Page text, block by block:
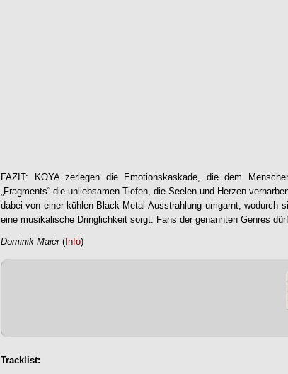
FAZIT: KOYA zerlegen die Emotionskaskade, die dem
Fragments“ die unliebsamen Tiefen, die Seelen und Herzen
dabei von einer kühlen Black-Metal-Ausstrahlung umgarnt, wodurch
eine musikalische Dringlichkeit sorgt. Fans der genannten Genres
Dominik Maier( Info)
Tracklist: